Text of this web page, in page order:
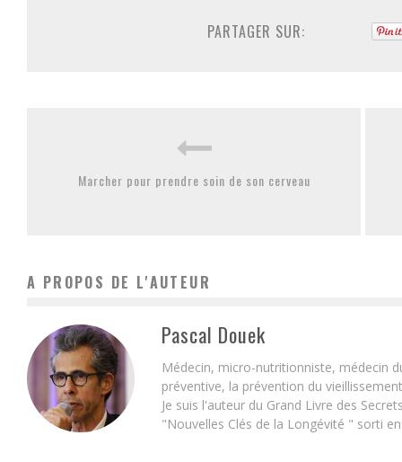
PARTAGER SUR:
Marcher pour prendre soin de son cerveau
A PROPOS DE L'AUTEUR
Pascal Douek
Médecin, micro-nutritionniste, médecin
préventive, la prévention du
Je suis l'auteur du Grand Livre des
"Nouvelles Clés de la Longévité " sorti